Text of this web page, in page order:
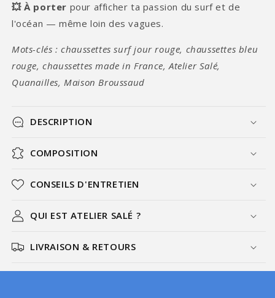
💥 À porter pour afficher ta passion du surf et de
l'océan — même loin des vagues.
Mots-clés : chaussettes surf jour rouge, chaussettes bleu
rouge, chaussettes made in France, Atelier Salé,
Quanailles, Maison Broussaud
DESCRIPTION
COMPOSITION
CONSEILS D'ENTRETIEN
QUI EST ATELIER SALÉ ?
LIVRAISON & RETOURS